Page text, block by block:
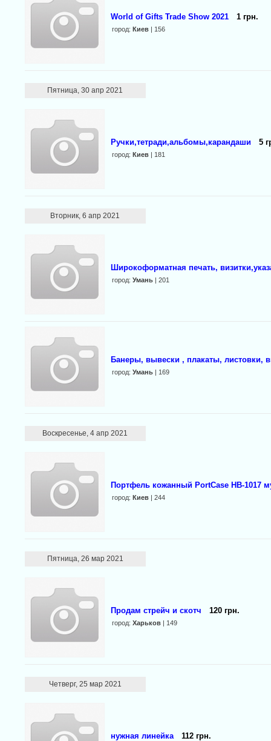
World of Gifts Trade Show 2021 1 грн.
город: Киев| 156
Пятница, 30 апр 2021
Ручки,тетради,альбомы,карандаши 5
город: Киев| 181
Вторник, 6 апр 2021
Широкоформатная печать,
город: Умань| 201
Банеры, вывески , плакаты, листовки,
город: Умань| 169
Воскресенье, 4 апр 2021
Портфель кожанный PortCase HB-1017
город: Киев| 244
Пятница, 26 мар 2021
Продам стрейч и скотч 120 грн.
город: Харьков| 149
Четверг, 25 мар 2021
нужная линейка 112 грн.